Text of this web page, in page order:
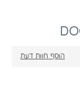
הוסף חוות דעת